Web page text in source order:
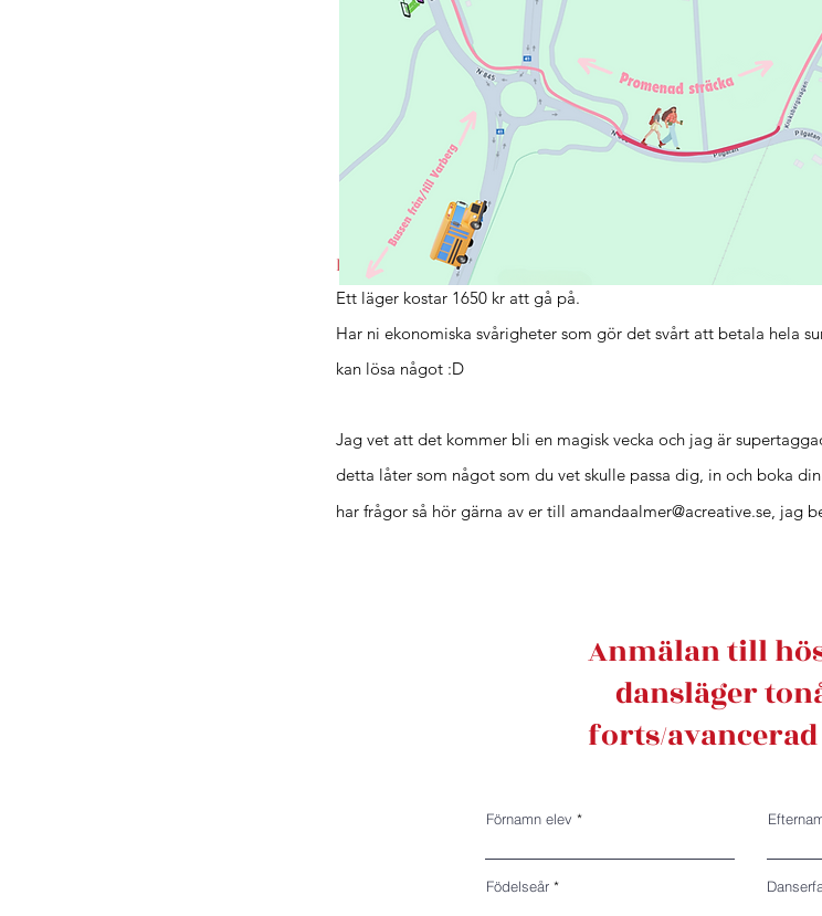
Pris
Ett läger kostar 1650 kr att gå på.
Har ni ekonomiska svårigheter som gör det svårt att betala hela
kan lösa något :D
Jag vet att det kommer bli en magisk vecka och jag är
detta låter som något som du vet skulle passa dig, in och boka
har frågor så hör gärna av er till amandaalmer@acreative.se, jag
Anmälan till
dansläger
forts/
Förnamn elev
Födelseår